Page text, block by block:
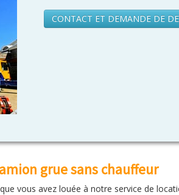
CONTACT ET DEMANDE DE
grue sans chauffeur
vous avez louée à notre service de